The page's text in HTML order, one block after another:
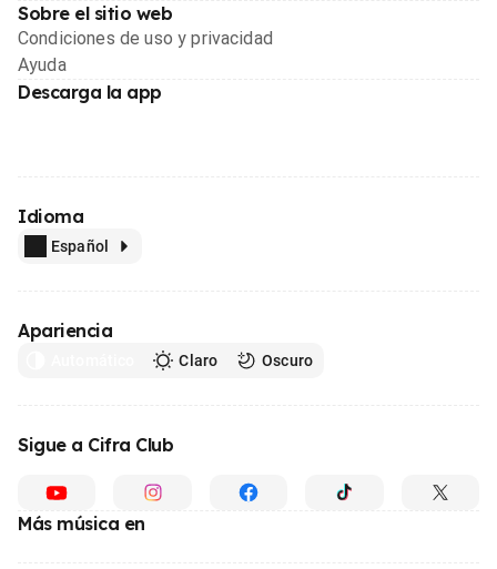
Sobre el sitio web
Condiciones de uso y privacidad
Ayuda
Descarga la app
Idioma
Español
Apariencia
Claro Oscuro
Sigue a Cifra Club
Más música en